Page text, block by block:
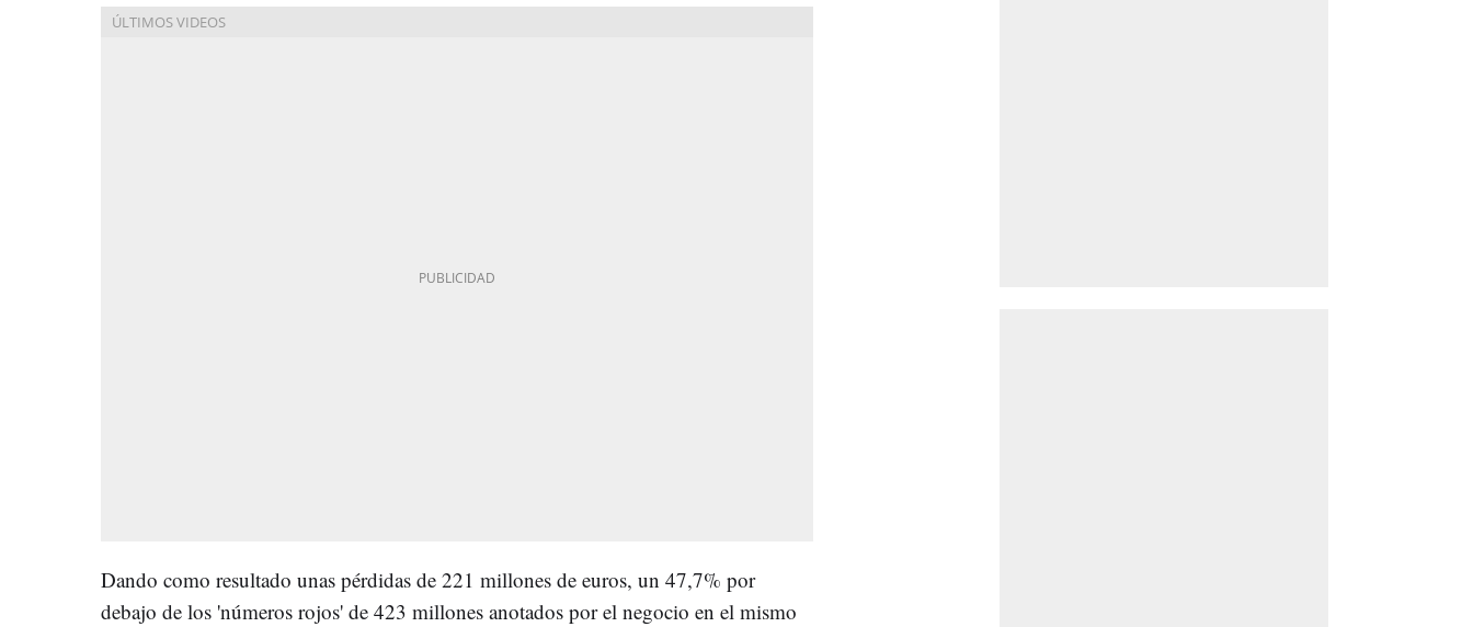
Dando como resultado unas pérdidas de 221 millones de euros, un 47,7% por
debajo de los 'números rojos' de 423 millones anotados por el negocio en el mismo